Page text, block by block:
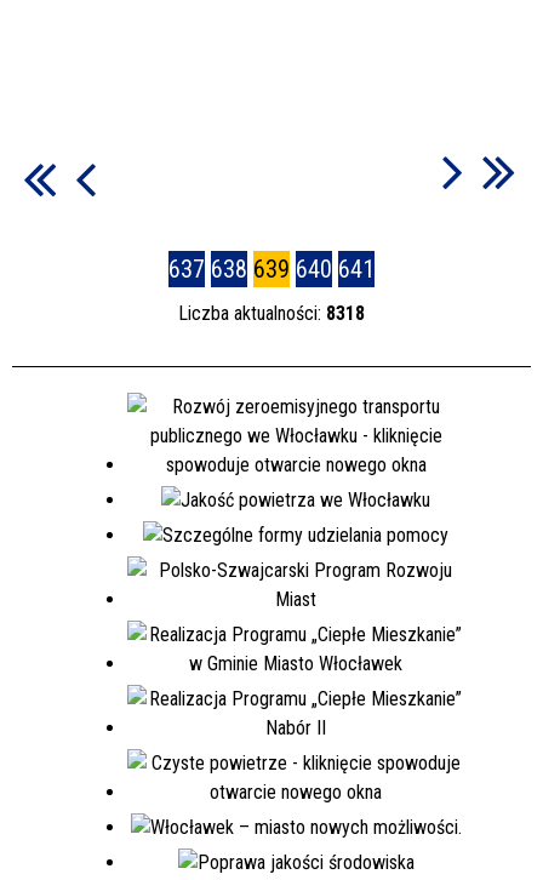
637 638 639 640 641
Liczba aktualności: 8318